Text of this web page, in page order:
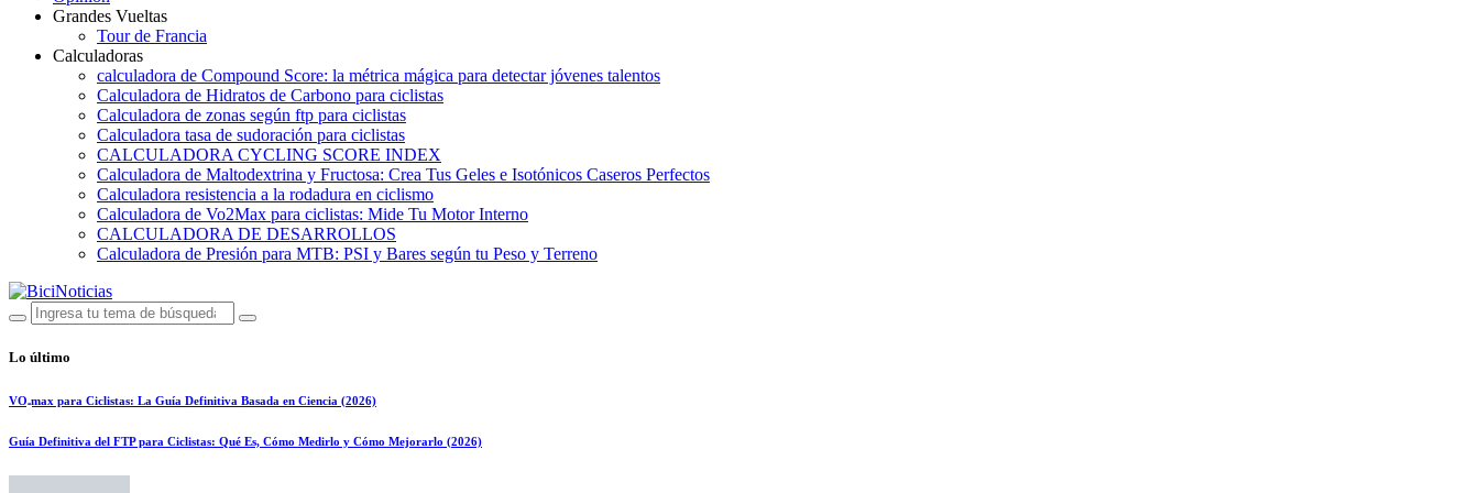
Grandes Vueltas
Tour de Francia
Calculadoras
calculadora de Compound Score: la métrica mágica para detectar jóvenes talentos
Calculadora de Hidratos de Carbono para ciclistas
Calculadora de zonas según ftp para ciclistas
Calculadora tasa de sudoración para ciclistas
CALCULADORA CYCLING SCORE INDEX
Calculadora de Maltodextrina y Fructosa: Crea Tus Geles e Isotónicos Caseros Perfectos
Calculadora resistencia a la rodadura en ciclismo
Calculadora de Vo2Max para ciclistas: Mide Tu Motor Interno
CALCULADORA DE DESARROLLOS
Calculadora de Presión para MTB: PSI y Bares según tu Peso y Terreno
Lo último
VO₂max para Ciclistas: La Guía Definitiva Basada en Ciencia (2026)
Guía Definitiva del FTP para Ciclistas: Qué Es, Cómo Medirlo y Cómo Mejorarlo (2026)